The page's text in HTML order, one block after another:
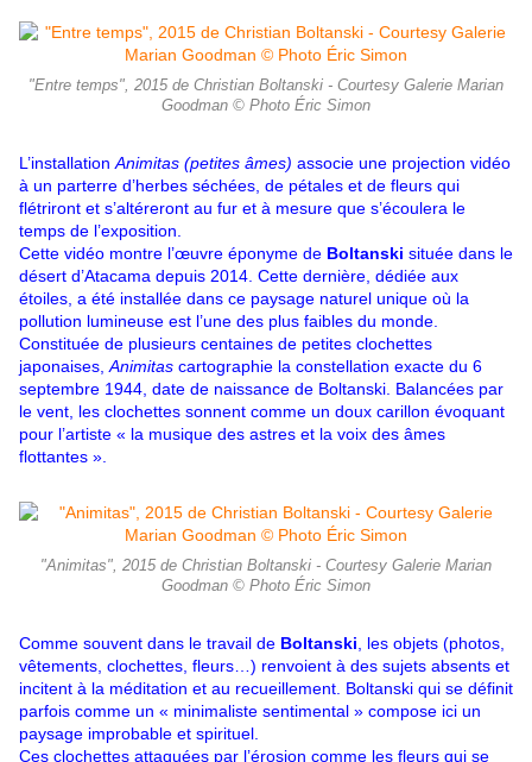
"Entre temps", 2015 de Christian Boltanski - Courtesy Galerie Marian
Goodman © Photo Éric Simon
L’installation Animitas (petites âmes) associe une projection vidéo
à un parterre d’herbes séchées, de pétales et de fleurs qui
flétriront et s’altéreront au fur et à mesure que s’écoulera le
temps de l’exposition.
Cette vidéo montre l’œuvre éponyme de Boltanski située dans le
désert d’Atacama depuis 2014. Cette dernière, dédiée aux
étoiles, a été installée dans ce paysage naturel unique où la
pollution lumineuse est l’une des plus faibles du monde.
Constituée de plusieurs centaines de petites clochettes
japonaises, Animitas cartographie la constellation exacte du 6
septembre 1944, date de naissance de Boltanski. Balancées par
le vent, les clochettes sonnent comme un doux carillon évoquant
pour l’artiste « la musique des astres et la voix des âmes
flottantes ».
"Animitas", 2015 de Christian Boltanski - Courtesy Galerie Marian
Goodman © Photo Éric Simon
Comme souvent dans le travail de Boltanski , les objets (photos,
vêtements, clochettes, fleurs…) renvoient à des sujets absents et
incitent à la méditation et au recueillement. Boltanski qui se définit
parfois comme un « minimaliste sentimental » compose ici un
paysage improbable et spirituel.
Ces clochettes attaquées par l’érosion comme les fleurs qui se